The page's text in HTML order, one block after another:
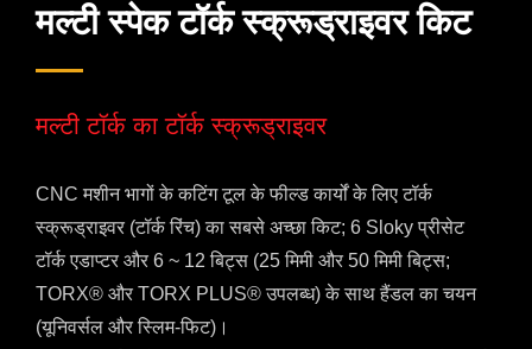
टॉर्क स्क्रूड्राइवर - हम कैसे घुमाने वाले उपकरणों को कसते हैं, इसे
बदलें! कसने के लिए मानकीकरण करें!
मल्टी स्पेक टॉर्क स्क्रूड्राइवर किट
मल्टी टॉर्क का टॉर्क स्क्रूड्राइवर
CNC मशीन भागों के कटिंग टूल के फील्ड कार्यों के लिए टॉर्क
स्क्रूड्राइवर (टॉर्क रिंच) का सबसे अच्छा किट; 6 Sloky प्रीसेट
टॉर्क एडाप्टर और 6 ~ 12 बिट्स (25 मिमी और 50 मिमी बिट्स;
TORX® और TORX PLUS® उपलब्ध) के साथ हैंडल का चयन
(यूनिवर्सल और स्लिम-फिट)।